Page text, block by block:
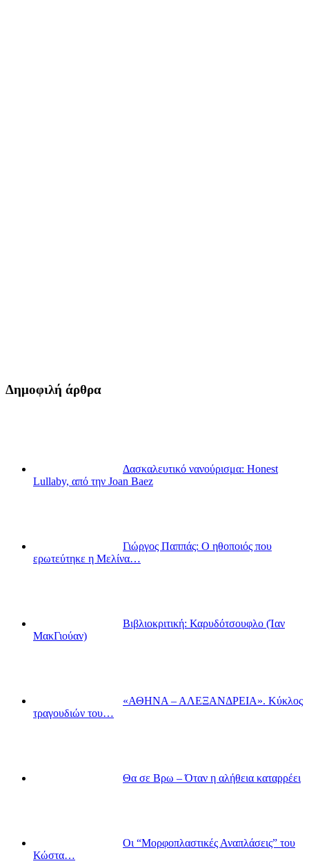
Δημοφιλή άρθρα
Δασκαλευτικό νανούρισμα: Honest
Lullaby, από την Joan Baez
Γιώργος Παππάς: Ο ηθοποιός που
ερωτεύτηκε η Μελίνα…
Βιβλιοκριτική: Καρυδότσουφλο (Ίαν
ΜακΓιούαν)
«ΑΘΗΝΑ – ΑΛΕΞΑΝΔΡΕΙΑ». Κύκλος
τραγουδιών του…
Θα σε Βρω – Όταν η αλήθεια καταρρέει
Οι “Μορφοπλαστικές Αναπλάσεις” του
Κώστα…